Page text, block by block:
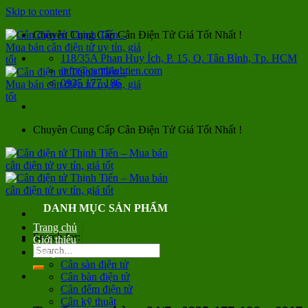
Skip to content
Chuyên Cung Cấp Cân Điện Tử Giá Tốt Nhất !
118/35A Phan Huy Ích, P. 15, Q. Tân Bình, Tp. HCM
info@canthinhtien.com
0935 177 186
Chuyên Cung Cấp Cân Điện Tử Giá Tốt Nhất !
Search for:
DANH MỤC SẢN PHẨM
Trang chủ
Giới thiệu
Sản phẩm
Cân sàn điện tử
Cân bàn điện tử
Cân đếm điện tử
Cân kỹ thuật